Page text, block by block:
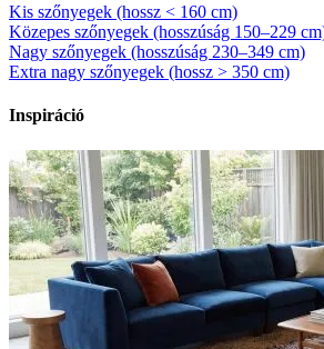
Kis szőnyegek (hossz < 160 cm)
Közepes szőnyegek (hosszúság 150–229
Nagy szőnyegek (hosszúság 230–349 cm)
Extra nagy szőnyegek (hossz > 350 cm)
Inspiráció